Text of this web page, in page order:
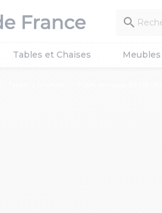

Tables et Chaises Meubles